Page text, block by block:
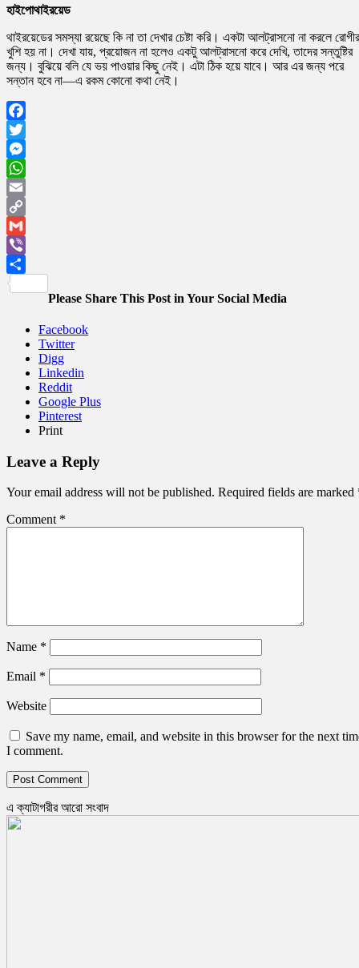
হাইপোথাইরয়েড
থাইরয়েডের সমস্যা রয়েছে কি না তা দেখার চেষ্টা করি। একটা আলট্রাসনো না করলে
খুশি হয় না। দেখা যায়, প্রয়োজন না হলেও একটু আলট্রাসনো করে দেখি, তাদের সন্তুষ্টির
জন্য। বুঝিয়ে বলি যে ভয় পাওয়ার কিছু নেই। এটা ঠিক হয়ে যাবে। আর এর জন্য পরে
সন্তান হবে না—এ রকম কোনো কথা নেই।
Facebook
Twitter
Messenger
WhatsApp
Email
Copy
Link
Gmail
Viber
Please Share This Post in Your Social Media
Facebook
Twitter
Digg
Linkedin
Reddit
Google Plus
Pinterest
Print
Leave a Reply
Your email address will not be published. Required fields are marked
Comment *
Name *
Email *
Website
Save my name, email, and website in this browser for the next
I comment.
এ ক্যাটাগরীর আরো সংবাদ